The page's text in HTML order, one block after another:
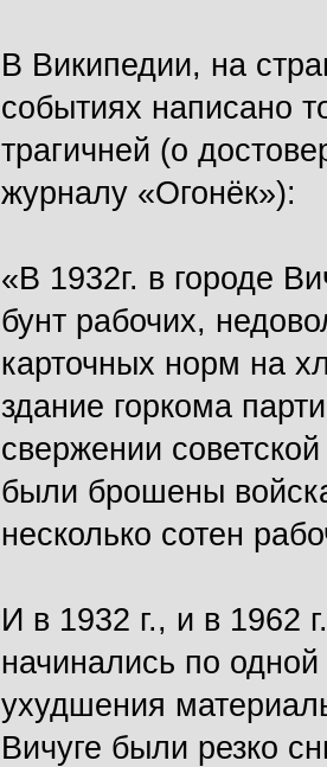
В Википедии, на
событиях написано
трагичней (о
журналу «Огонёк»):
«В 1932г. в городе
бунт рабочих,
карточных норм на
здание горкома
свержении
были брошены
несколько сотен
И в 1932 г., и в 1962
начинались по одной
ухудшения
Вичуге были резко